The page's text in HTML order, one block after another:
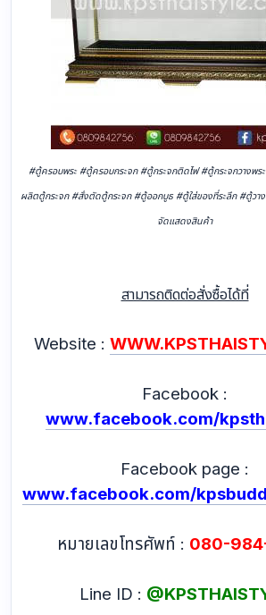
#ตู้ครอบพระ #ตู้ครอบกระจก #ตู้กระจกติดไฟ #ตู้กระจกวางพร
ผลิตตู้กระจก #สั่งตัดตู้กระจก #ตู้ออกบูธ #ตู้ใส่ของที่ระลึก #ตู้ว
จัดแสดงสินค้า
สามารถติดต่อสั่งซื้อได้ที่
Website :
Facebook :
www.facebook.com/
Facebook page :
www.facebook.com/
หมายเลขโทรศัพท์ : 080-
Line ID :